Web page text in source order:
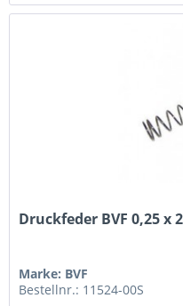
Druckfeder BVF 0,25 x
Marke: BVF
Bestellnr.: 11524-00S